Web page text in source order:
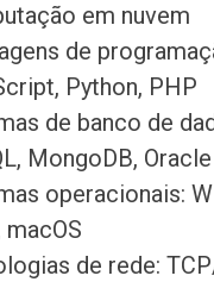
em nuvem
de
Python, PHP
de banco de
MongoDB, Oracle
operacionais:
macOS
de rede: